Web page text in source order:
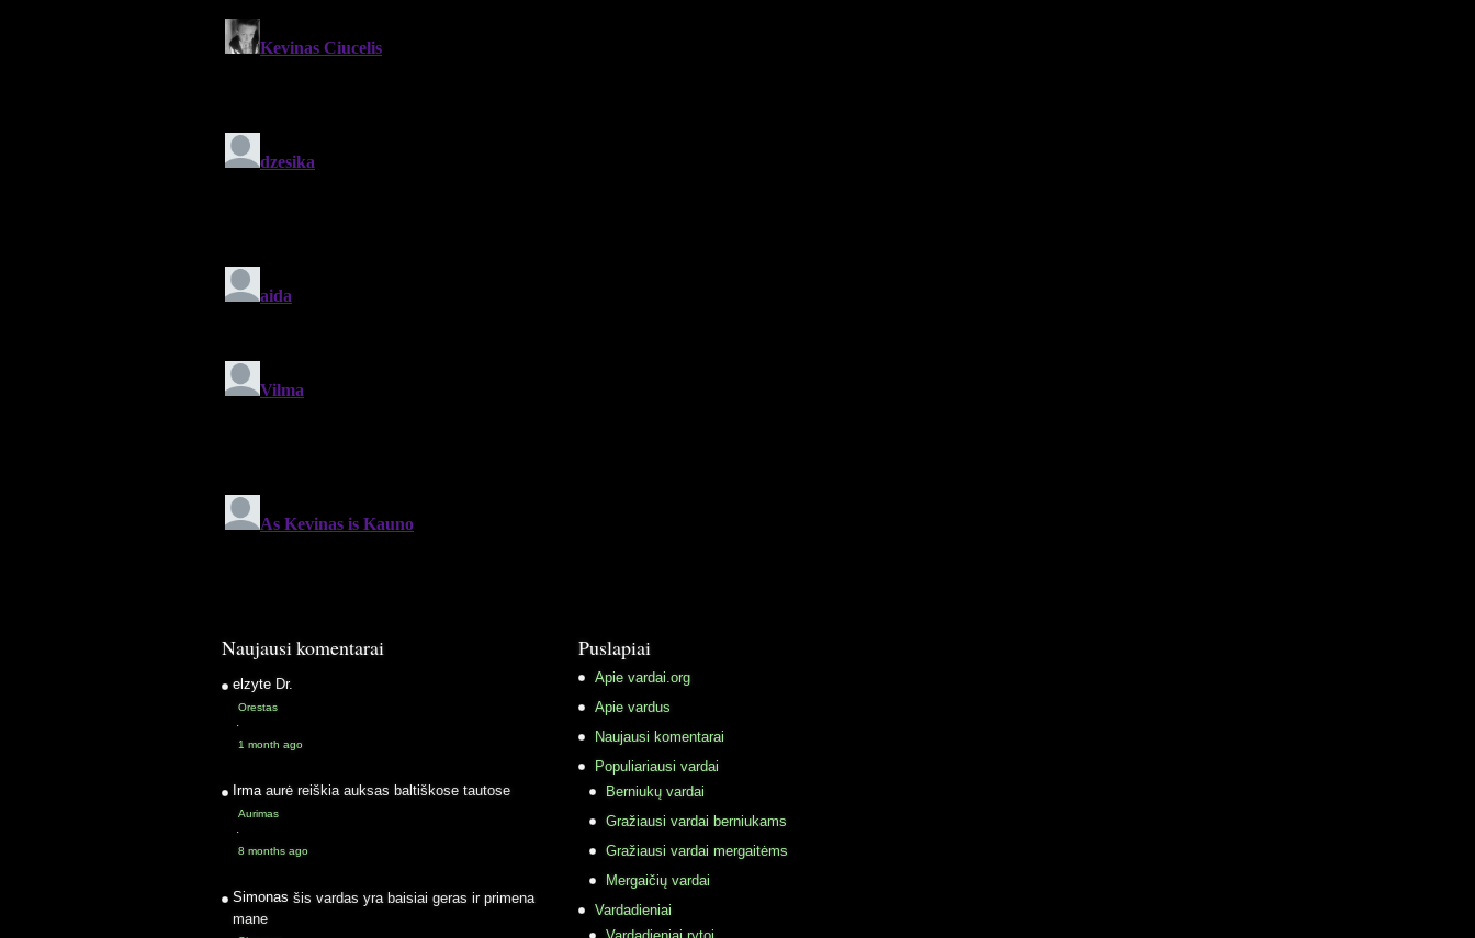
Naujausi komentarai
elzyte Dr.
Orestas
·
1 month ago
Irma aurė reiškia auksas baltiškose tautose
Aurimas
·
8 months ago
Simonas šis vardas yra baisiai geras ir primena
mane
Puslapiai
Apie vardai.org
Apie vardus
Naujausi komentarai
Populiariausi vardai
Berniukų vardai
Gražiausi vardai berniukams
Gražiausi vardai mergaitėms
Mergaičių vardai
Vardadieniai